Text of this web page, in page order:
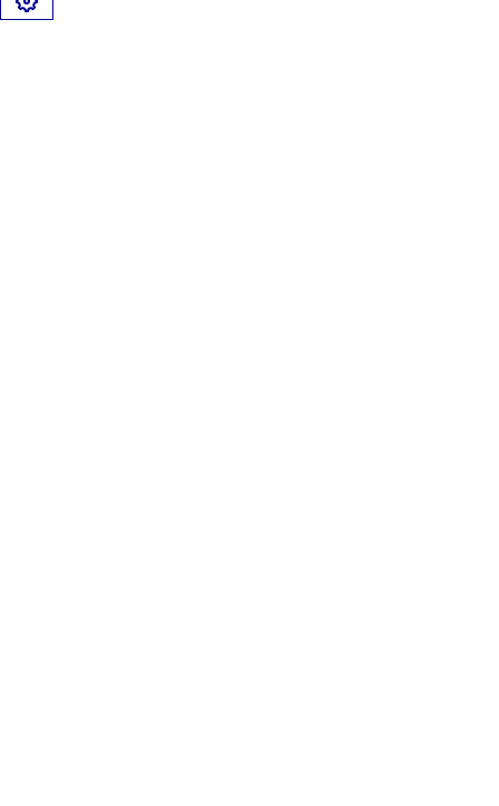
Gérer les cookies